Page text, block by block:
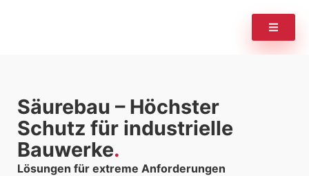
Säurebau – Höchster
Schutz für industrielle
Bauwerke
Lösungen für extreme Anforderungen